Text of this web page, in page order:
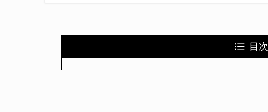
目次